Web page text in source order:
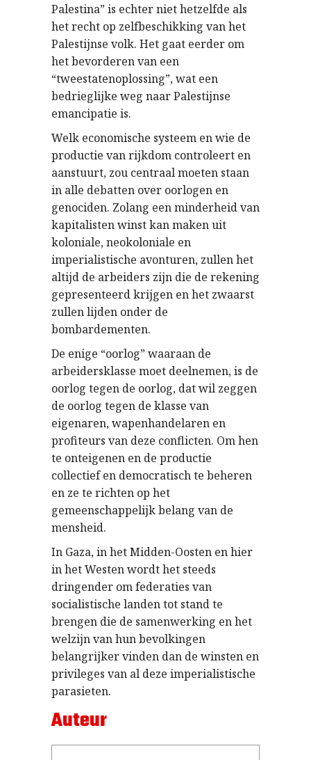
Palestina” is echter niet hetzelfde als
het recht op zelfbeschikking van het
Palestijnse volk. Het gaat eerder om
het bevorderen van een
“tweestatenoplossing”, wat een
bedrieglijke weg naar Palestijnse
emancipatie is.
Welk economische systeem en wie de
productie van rijkdom controleert en
aanstuurt, zou centraal moeten staan
in alle debatten over oorlogen en
genociden. Zolang een minderheid van
kapitalisten winst kan maken uit
koloniale, neokoloniale en
imperialistische avonturen, zullen het
altijd de arbeiders zijn die de rekening
gepresenteerd krijgen en het zwaarst
zullen lijden onder de
bombardementen.
De enige “oorlog” waaraan de
arbeidersklasse moet deelnemen, is de
oorlog tegen de oorlog, dat wil zeggen
de oorlog tegen de klasse van
eigenaren, wapenhandelaren en
profiteurs van deze conflicten. Om hen
te onteigenen en de productie
collectief en democratisch te beheren
en ze te richten op het
gemeenschappelijk belang van de
mensheid.
In Gaza, in het Midden-Oosten en hier
in het Westen wordt het steeds
dringender om federaties van
socialistische landen tot stand te
brengen die de samenwerking en het
welzijn van hun bevolkingen
belangrijker vinden dan de winsten en
privileges van al deze imperialistische
parasieten.
Auteur